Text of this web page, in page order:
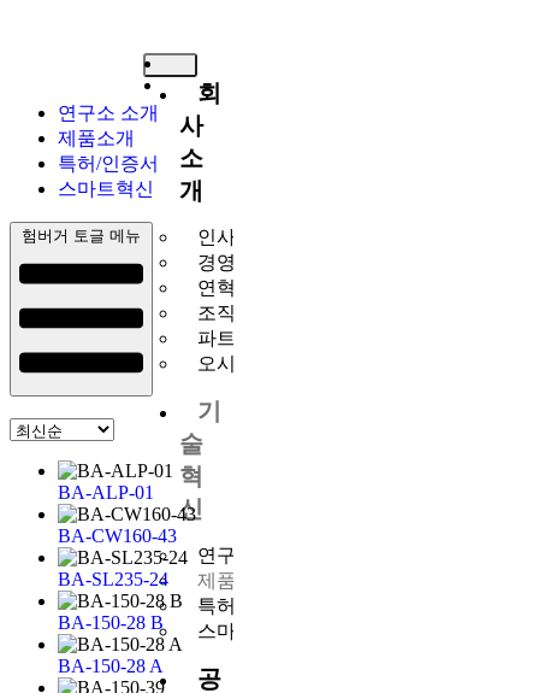
회
사
소
개
인사말
경영이념
연혁
조직도
파트너사
오시는길
기
술
혁
신
연구소 소개
제품소개
특허/인증서
스마트혁신
공
연구소 소개
제품소개
특허/인증서
스마트혁신
험버거 토글 메뉴
BA-ALP-01
BA-CW160-43
BA-SL235-24
BA-150-28 B
BA-150-28 A